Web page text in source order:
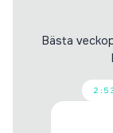
Bästa